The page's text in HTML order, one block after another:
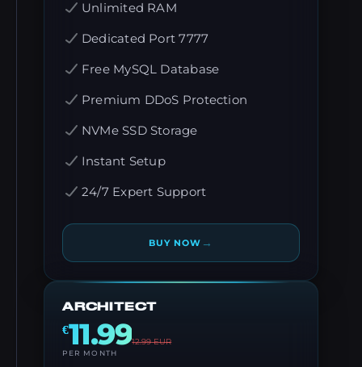
Unlimited RAM
Dedicated Port 7777
Free MySQL Database
Premium DDoS Protection
NVMe SSD Storage
Instant Setup
24/7 Expert Support
BUY NOW →
ARCHITECT
€11.9912.99EUR
PER MONTH